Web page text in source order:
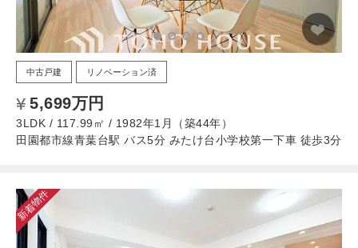
中古戸建 リノベーション済
5,699万円
3LDK / 117.99㎡ / 1982年1月（築44年）
田園都市線青葉台駅 バス5分 みたけ台小学校第一下車 徒歩3分
新着物件